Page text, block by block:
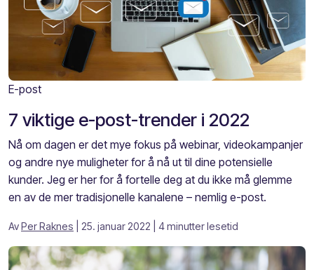
E-post
7 viktige e-post-trender i 2022
Nå om dagen er det mye fokus på webinar, videokampanjer
og andre nye muligheter for å nå ut til dine potensielle
kunder. Jeg er her for å fortelle deg at du ikke må glemme
en av de mer tradisjonelle kanalene – nemlig e-post.
AvPer Raknes | 25. januar 2022 | 4 minutter lesetid